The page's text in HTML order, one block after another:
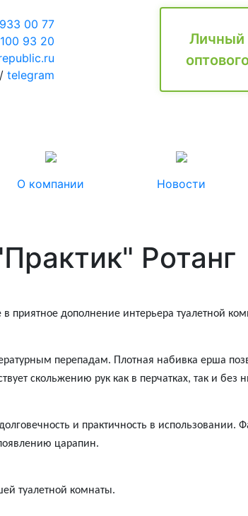
00 77
93 20
/ telegram
Личный
О компании Новости
Ротанг
приятное дополнение интерьера туалетной
перепадам. Плотная набивка ерша
скольжению рук как в перчатках, так и без
и практичность в использовании.
царапин.
туалетной комнаты.